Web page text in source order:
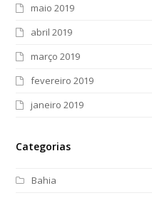
maio 2019
abril 2019
março 2019
fevereiro 2019
janeiro 2019
Categorias
Bahia